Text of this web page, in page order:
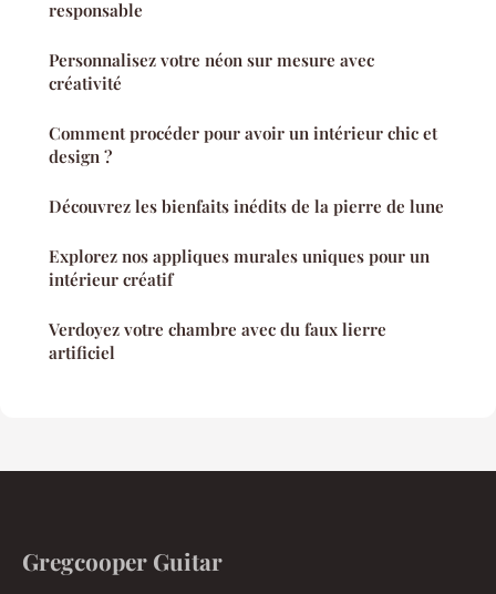
responsable
Personnalisez votre néon sur mesure avec
créativité
Comment procéder pour avoir un intérieur chic et
design ?
Découvrez les bienfaits inédits de la pierre de lune
Explorez nos appliques murales uniques pour un
intérieur créatif
Verdoyez votre chambre avec du faux lierre
artificiel
Gregcooper Guitar